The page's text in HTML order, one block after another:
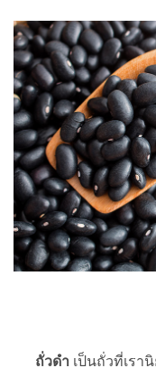
ถั่วดำ เป็นถั่วที่เรา